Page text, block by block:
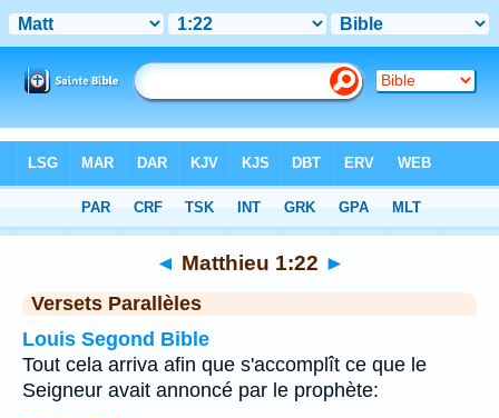
Chapitre 1 > Verset 22
◄ Matthieu 1:22 ►
Versets Parallèles
Louis Segond Bible
Tout cela arriva afin que s'accomplît ce que le
Seigneur avait annoncé par le prophète: